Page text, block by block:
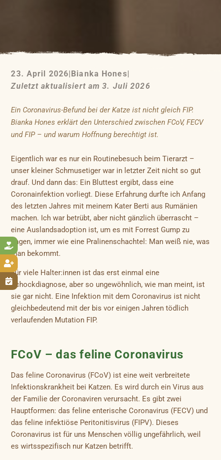



23. April 2026|Bianka Hones|
Zuletzt aktualisiert am 3. Juli 2026
Ein Coronavirus-Befund bei der Katze ist nicht gleich FIP.
Bianka Hones erklärt den Unterschied zwischen FCoV, FECV
und FIP – und warum Hoffnung berechtigt ist.
Eigentlich war es nur ein Routinebesuch beim Tierarzt –
unser kleiner Schmusetiger war in letzter Zeit nicht so gut
drauf. Und dann das: Ein Bluttest ergibt, dass eine
Coronainfektion vorliegt. Diese Erfahrung durfte ich Anfang
des letzten Jahres mit meinem Kater Berti aus Rumänien
machen. Ich war betrübt, aber nicht gänzlich überrascht –
eine Auslandsadoption ist, um es mit Forrest Gump zu
sagen, immer wie eine Pralinenschachtel: Man weiß nie, was
man bekommt.
Für viele Halter:innen ist das erst einmal eine
Schockdiagnose, aber so ungewöhnlich, wie man meint, ist
sie gar nicht. Eine Infektion mit dem Coronavirus ist nicht
gleichbedeutend mit der bis vor einigen Jahren tödlich
verlaufenden Mutation FIP.
FCoV – das feline Coronavirus
Das feline Coronavirus (FCoV) ist eine weit verbreitete
Infektionskrankheit bei Katzen. Es wird durch ein Virus aus
der Familie der Coronaviren verursacht. Es gibt zwei
Hauptformen: das feline enterische Coronavirus (FECV) und
das feline infektiöse Peritonitisvirus (FIPV). Dieses
Coronavirus ist für uns Menschen völlig ungefährlich, weil
es wirtsspezifisch nur Katzen betrifft.